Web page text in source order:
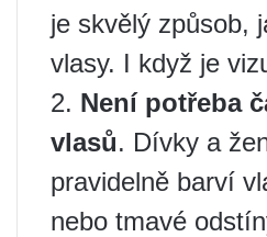
je skvělý způsob,
vlasy. I když je
2. Není potřeba
vlasů. Dívky a
pravidelně barví
nebo tmavé